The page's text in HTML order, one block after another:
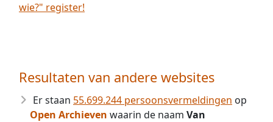
wie?" register!
Resultaten van andere websites
Er staan 55.699.244 persoonsvermeldingen op
Open Archieven waarin de naam Van